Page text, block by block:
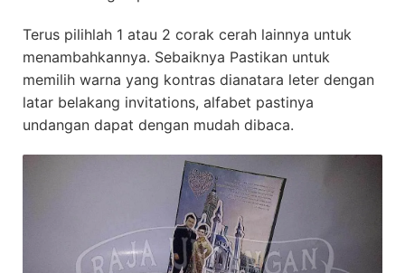
Terus pilihlah 1 atau 2 corak cerah lainnya untuk
menambahkannya. Sebaiknya Pastikan untuk
memilih warna yang kontras dianatara leter dengan
latar belakang invitations, alfabet pastinya
undangan dapat dengan mudah dibaca.